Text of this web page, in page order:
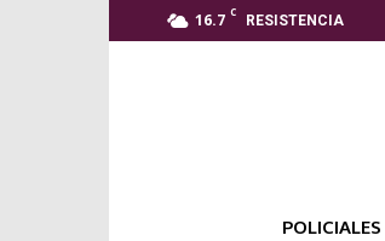
16.7 C
RESISTENCIA
POLICIALES